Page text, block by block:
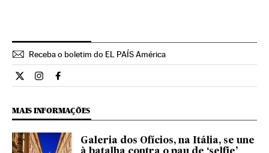
Receba o boletim do EL PAÍS América
Estilo El País Brasil en Twitter
Estilo El País Brasil en Instagram
Estilo El País Brasil en Facebook
MAIS INFORMAÇÕES
Galeria dos Ofícios, na Itália, se une